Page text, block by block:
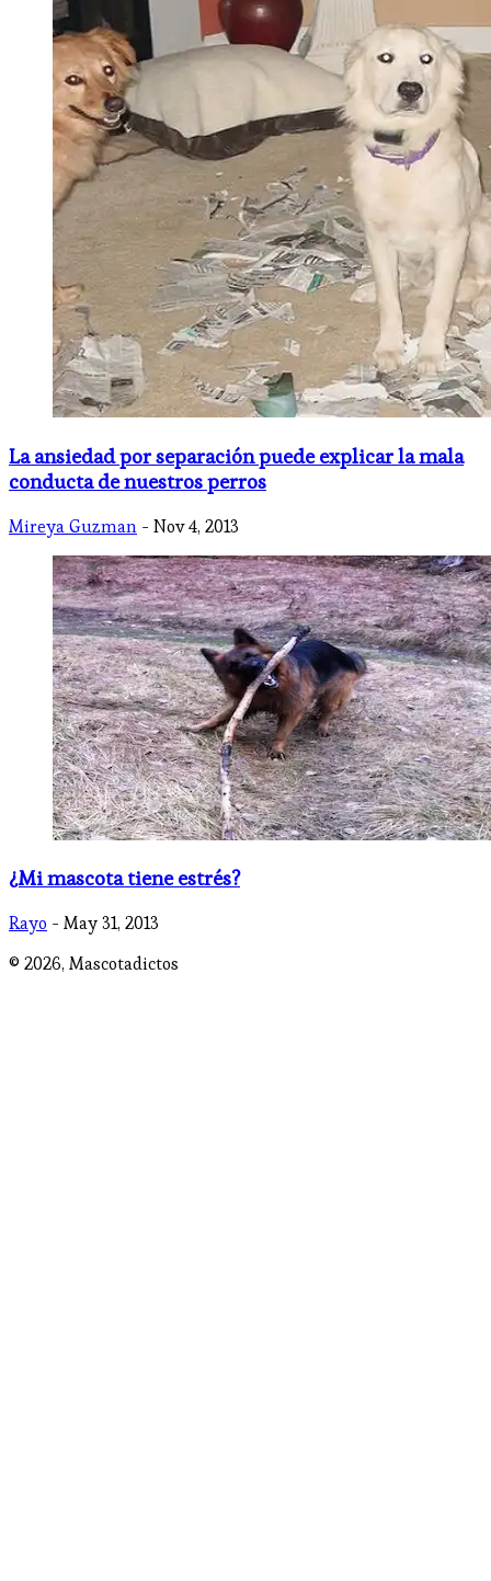
La ansiedad por separación puede explicar la mala
conducta de nuestros perros
Mireya Guzman - Nov 4, 2013
¿Mi mascota tiene estrés?
Rayo - May 31, 2013
© 2026, Mascotadictos